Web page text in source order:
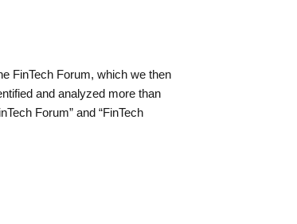
FinTech Forum, which we then
and analyzed more than
Forum” and “FinTech